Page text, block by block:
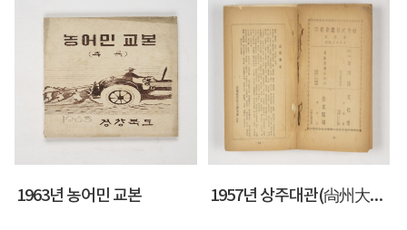
1963년 농어민 교본 1957년 상주대관(尙州大觀)